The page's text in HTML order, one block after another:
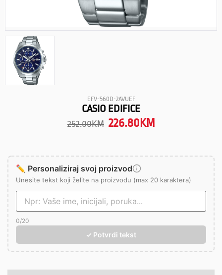
EFV-560D-2AVUEF
CASIO EDIFICE
252.00KM 226.80 KM
✏️ Personaliziraj svoj proizvod
Unesite tekst koji želite na proizvodu (max 20 karaktera)
0/20
✓ Potvrdi tekst